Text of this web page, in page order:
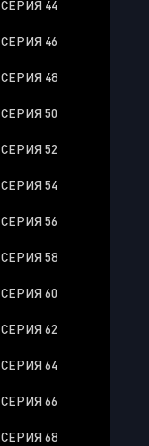
СЕРИЯ 44
СЕРИЯ 46
СЕРИЯ 48
СЕРИЯ 50
СЕРИЯ 52
СЕРИЯ 54
СЕРИЯ 56
СЕРИЯ 58
СЕРИЯ 60
СЕРИЯ 62
СЕРИЯ 64
СЕРИЯ 66
СЕРИЯ 68